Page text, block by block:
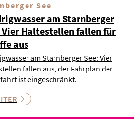
See
am Starnberger
Vier Haltestellen fallen für
aus
am Starnberger See: Vier
fallen aus, der Fahrplan der
ist eingeschränkt.